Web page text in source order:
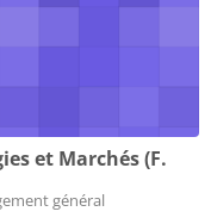
et Marchés (F.
général